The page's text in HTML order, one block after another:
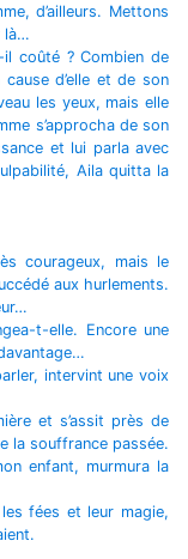
d’ailleurs. Mettons
là…
coûté ? Combien de
d’elle et de son
les yeux, mais elle
s’approcha de son
et lui parla avec
Aila quitta la
courageux, mais le
aux hurlements.
t-elle. Encore une
intervint une voix
et s’assit près de
la souffrance passée.
enfant, murmura la
fées et leur magie,